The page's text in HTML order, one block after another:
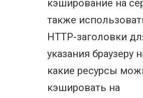
кэширование на
также
HTTP-заголовки
указания браузеру
какие ресурсы
кэшировать на